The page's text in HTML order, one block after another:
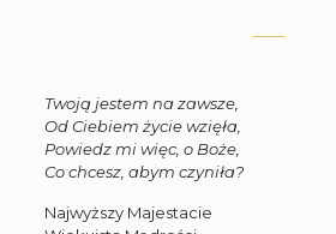
Twoją jestem na zawsze,
Od Ciebiem życie wzięła,
Powiedz mi więc, o Boże,
Co chcesz, abym czyniła?
Najwyższy Majestacie